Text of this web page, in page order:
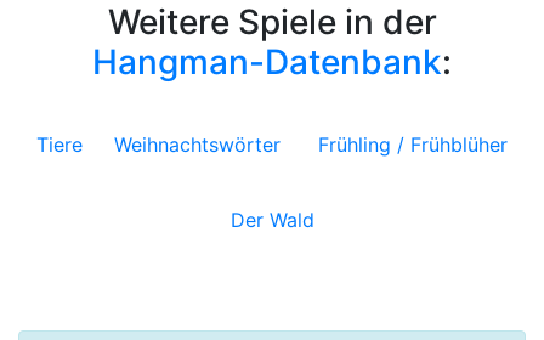
Weitere Spiele in der
Hangman-Datenbank:
Tiere Weihnachtswörter Frühling / Frühblüher
Der Wald